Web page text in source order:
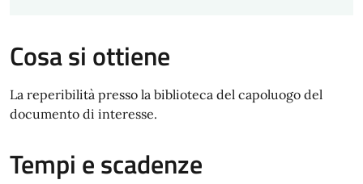
Cosa si ottiene
La reperibilità presso la biblioteca del capoluogo del
documento di interesse.
Tempi e scadenze